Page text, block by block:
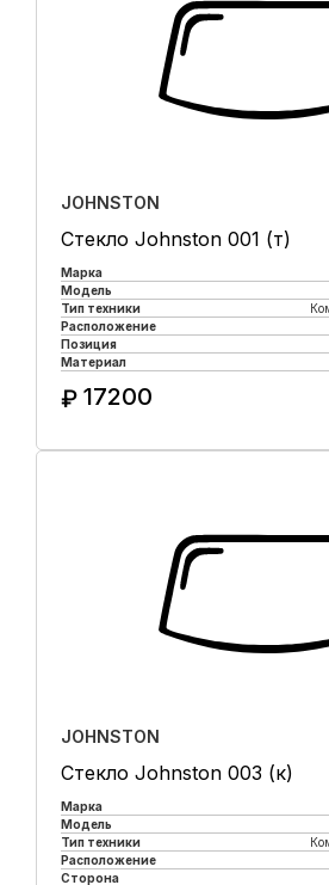
JOHNSTON
Стекло Johnston 001 (т)
Марка
Модель
Тип техники
Расположение
Позиция
Материал
₽ 17200
JOHNSTON
Стекло Johnston 003 (к)
Марка
Модель
Тип техники
Расположение
Сторона